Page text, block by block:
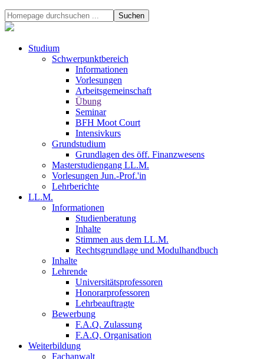
Studium
Schwerpunktbereich
Informationen
Vorlesungen
Arbeitsgemeinschaft
Übung
Seminar
BFH Moot Court
Intensivkurs
Grundstudium
Grundlagen des öff. Finanzwesens
Masterstudiengang LL.M.
Vorlesungen Jun.-Prof.'in
Lehrberichte
LL.M.
Informationen
Studienberatung
Inhalte
Stimmen aus dem LL.M.
Rechtsgrundlage und Modulhandbuch
Inhalte
Lehrende
Universitätsprofessoren
Honorarprofessoren
Lehrbeauftragte
Bewerbung
F.A.Q. Zulassung
F.A.Q. Organisation
Weiterbildung
Fachanwalt